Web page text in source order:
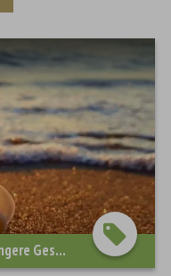
Medical s.p.a. - kurze Auszeit für längere Gesundheit...